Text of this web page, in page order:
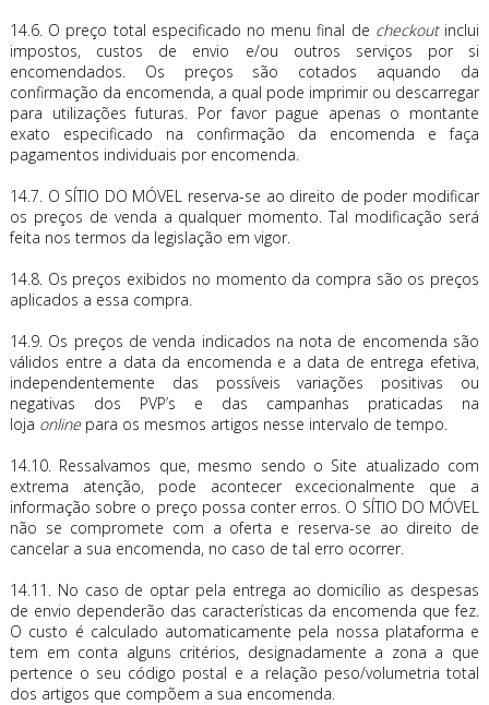
14.6. O preço total especificado no menu final de checkoutinclui
impostos, custos de envio e/ou outros serviços por si
encomendados. Os preços são cotados aquando da
confirmação da encomenda, a qual pode imprimir ou descarregar
para utilizações futuras. Por favor pague apenas o montante
exato especificado na confirmação da encomenda e faça
pagamentos individuais por encomenda.
14.7. O SÍTIO DO MÓVEL reserva-se ao direito de poder modificar
os preços de venda a qualquer momento. Tal modificação será
feita nos termos da legislação em vigor.
14.8. Os preços exibidos no momento da compra são os preços
aplicados a essa compra.
14.9. Os preços de venda indicados na nota de encomenda são
válidos entre a data da encomenda e a data de entrega efetiva,
independentemente das possíveis variações positivas ou
negativas dos PVP’s e das campanhas praticadas na
loja online para os mesmos artigos nesse intervalo de tempo.
14.10. Ressalvamos que, mesmo sendo o Site atualizado com
extrema atenção, pode acontecer excecionalmente que a
informação sobre o preço possa conter erros. O SÍTIO DO MÓVEL
não se compromete com a oferta e reserva-se ao direito de
cancelar a sua encomenda, no caso de tal erro ocorrer.
14.11. No caso de optar pela entrega ao domicílio as despesas
de envio dependerão das características da encomenda que fez.
O custo é calculado automaticamente pela nossa plataforma e
tem em conta alguns critérios, designadamente a zona a que
pertence o seu código postal e a relação peso/volumetria total
dos artigos que compõem a sua encomenda.